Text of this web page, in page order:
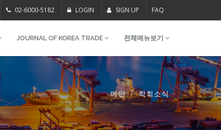
02-6000-5182 LOGIN SIGN UP FAQ
JOURNAL OF KOREA TRADE 전체메뉴보기
메인 학회소식